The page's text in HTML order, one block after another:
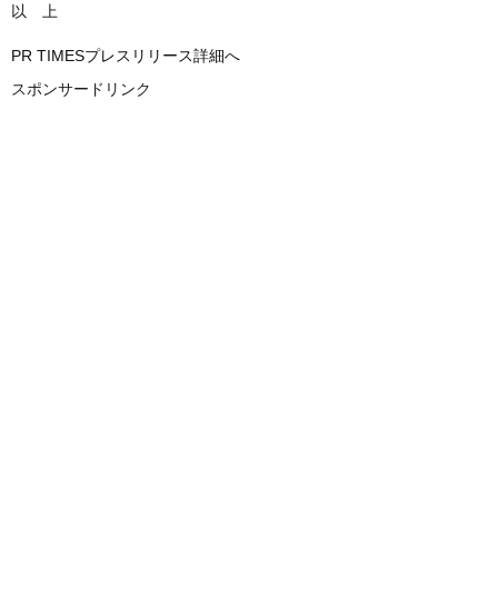
以 上
PR TIMESプレスリリース詳細へ
スポンサードリンク